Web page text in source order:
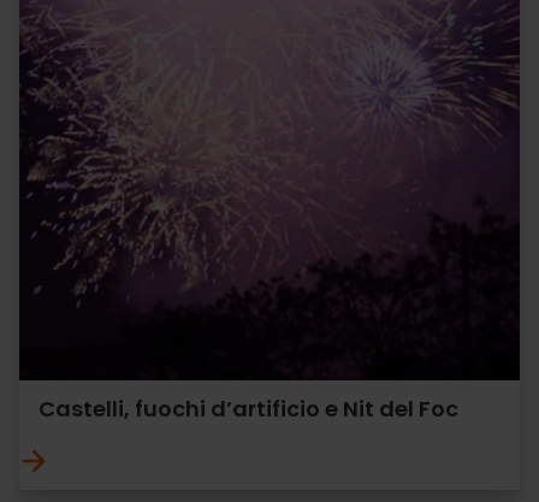
Castelli, fuochi d’artificio e Nit del Foc